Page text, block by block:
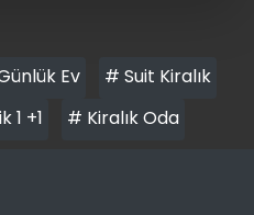
Ev
# Suit Kiralık
1 +1 # Kiralık Oda